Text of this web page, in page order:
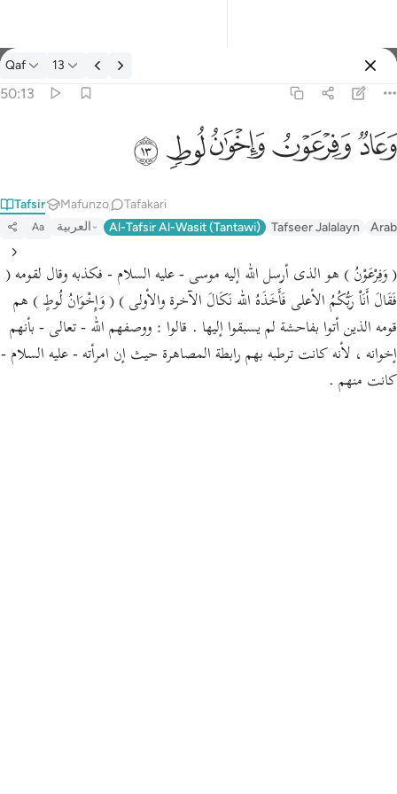
Tafsir: Qaf 50:13
Qaf 13
50:13
وَعَادٌۭ وَفِرْعَوْنُ وَإِخْوَٰنُ لُوطٍۢ ١٣
ﲳﲴﲵﲶﲷ
Tafsir Mafunzo Tafakari
Aa العربية Al-Tafsir Al-Wasit (Tantawi) Tafseer Jalalayn
( وَفِرْعَوْنُ ) هو الذى أرسل الله إليه موسى - عليه السلام - فكذبه وقال لقومه (
فَقَالَ أَنَاْ رَبُّكُمُ الأعلى فَأَخَذَهُ الله نَكَالَ الآخرة والأولى ) ( وَإِخْوَانُ لُوطٍ ) هم
قومه الذين أتوا بفاحشة لم يسبقوا إليها . قالوا : ووصفهم الله - تعالى - بأنهم
إخوانه ، لأنه كانت ترطبه بهم رابطة المصاهرة حيث إن امرأته - عليه السلام -
كانت منهم .